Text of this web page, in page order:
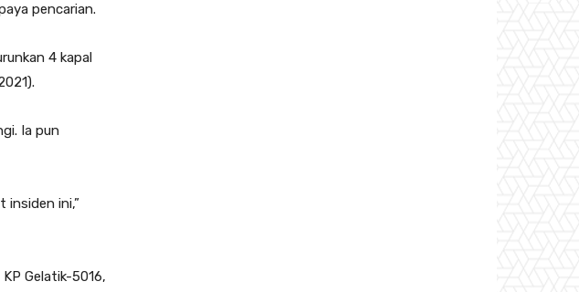
pencarian.
4 kapal
Ia pun
insiden ini,”
Gelatik-5016,